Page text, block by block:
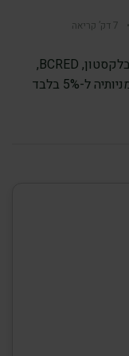
• 7 דק’ קריאה
קרן האשראי הפרטי המובילה של קבוצת בלקסטון, BCRED,
הודיעה על הגבלת הרכישות החוזרות של מניותיה ל-5% בלבד